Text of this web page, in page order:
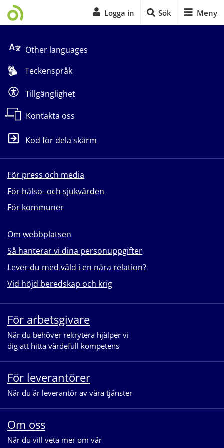
Logga in Sök Meny
Other languages
Teckenspråk
Tillgänglighet
Kontakta oss
Kod för dela skärm
För press och media
För hälso- och sjukvården
För kommuner
Om webbplatsen
Så hanterar vi dina personuppgifter
Lever du med våld i en nära relation?
Vid höjd beredskap och krig
För arbetsgivare
När du behöver rekrytera hjälper vi
dig att hitta värdefull kompetens
För leverantörer
När du är leverantör av våra tjänster
Om oss
När du vill veta mer om vår